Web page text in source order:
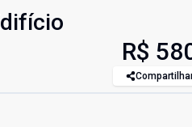
R$